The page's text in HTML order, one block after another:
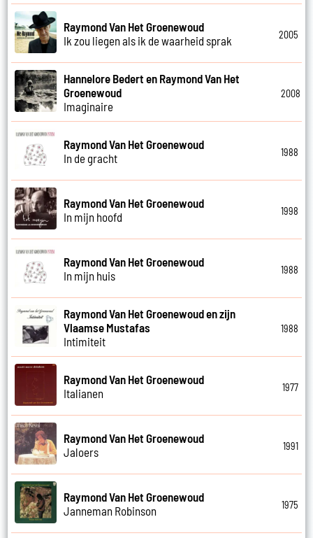
Raymond Van Het Groenewoud
Ik zou liegen als ik de waarheid sprak
2005
Hannelore Bedert en Raymond Van Het
Groenewoud
Imaginaire
2008
Raymond Van Het Groenewoud
In de gracht
1988
Raymond Van Het Groenewoud
In mijn hoofd
1998
Raymond Van Het Groenewoud
In mijn huis
1988
Raymond Van Het Groenewoud en zijn
Vlaamse Mustafas
Intimiteit
1988
Raymond Van Het Groenewoud
Italianen
1977
Raymond Van Het Groenewoud
Jaloers
1991
Raymond Van Het Groenewoud
Janneman Robinson
1975